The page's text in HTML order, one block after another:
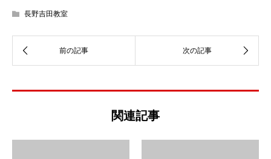
長野吉田教室
関連記事